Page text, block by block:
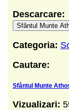
Descarcare:
Sfântul Munte
Categoria:
Cautare:
Sfântul Munte
Vizualizari: